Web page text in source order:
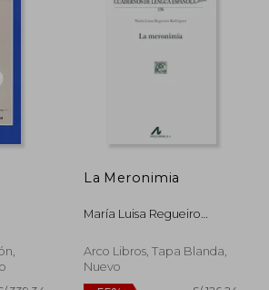
dcto.
La Meronimia
María Luisa Regueiro
Arco Libros, Tapa Blanda,
Nuevo